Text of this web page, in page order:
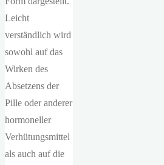
Leicht
verständlich wird
sowohl auf das
Wirken des
Absetzens der
Pille oder anderer
hormoneller
Verhütungsmittel
als auch auf die